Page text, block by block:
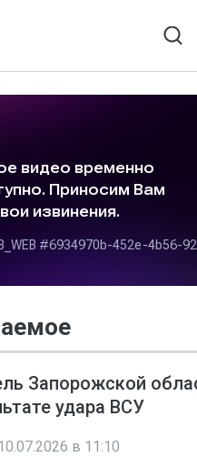
Запорожской
удара ВСУ
в 11:10